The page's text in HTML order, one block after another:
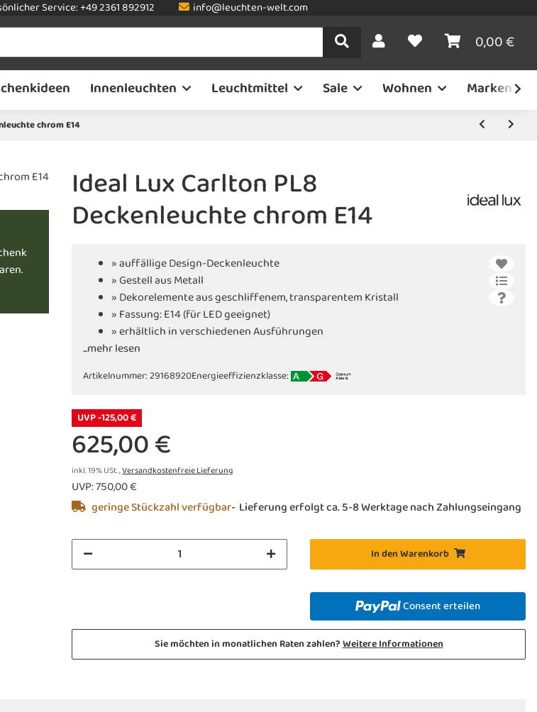
Service:+49 2361 892912 info@leuchten-welt.com
0,00 €
Innenleuchten Leuchtmittel Sale Wohnen Marken
chrom E14
Ideal Lux Carlton PL8
Deckenleuchte chrom E14
» auffällige Design-Deckenleuchte
» Gestell aus Metall
» Dekorelemente aus geschliffenem, transparentem Kristall
» Fassung: E14 (für LED geeignet)
» erhältlich in verschiedenen Ausführungen
...mehr lesen
Artikelnummer:29168920Energieeffizienzklasse:
UVP -125,00 €
625,00 €
inkl. 19% USt. ,Versandkostenfreie Lieferung
UVP:750,00 €
geringe Stückzahl verfügbar Lieferung erfolgt ca. 5-8 Werktage nach Zahlungseingang
In den Warenkorb
Consent erteilen
Sie möchten in monatlichen Raten zahlen?Weitere Informationen